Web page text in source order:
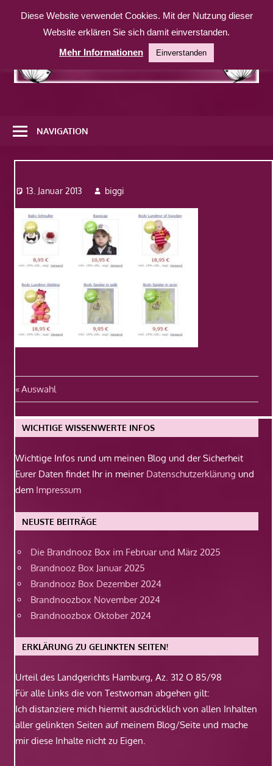
Inhalt
weitere
Website
NAVIGATION
13. Januar 2013 biggi
Beitragsnavigation
Vorheriger
Beitrag:
Auswahl
WICHTIGE WISSENWERTE INFOS
Wichtige Infos rund um meinen Blog und der Sicherheit
Eurer Daten findet Ihr in meiner Datenschutzerklärung und
dem Impressum
NEUSTE BEITRÄGE
Die Brandnooz Box im Februar und März 2025
Brandnooz Box Januar 2025
Brandnooz Box Dezember 2024
Brandnoozbox November 2024
Brandnoozbox Oktober 2024
ERKLÄRUNG ZU GELINKTEN SEITEN!
Urteil des Landgerichts Hamburg, Az. 312 O 85/98
Für alle Links die von Testwoman abgehen gilt:
Ich distanziere mich hiermit ausdrücklich von allen Inhalten
aller gelinkten Seiten auf meinem Blog/Seite und mache
mir diese Inhalte nicht zu Eigen.
Diese Website verwendet Cookies. Mit der Nutzung dieser
Website erklären Sie sich damit einverstanden.
Mehr Informationen
Einverstanden